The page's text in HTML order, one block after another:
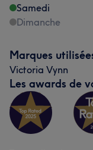
Samedi
Dimanche
Marques
Victoria Vynn
Les awards de